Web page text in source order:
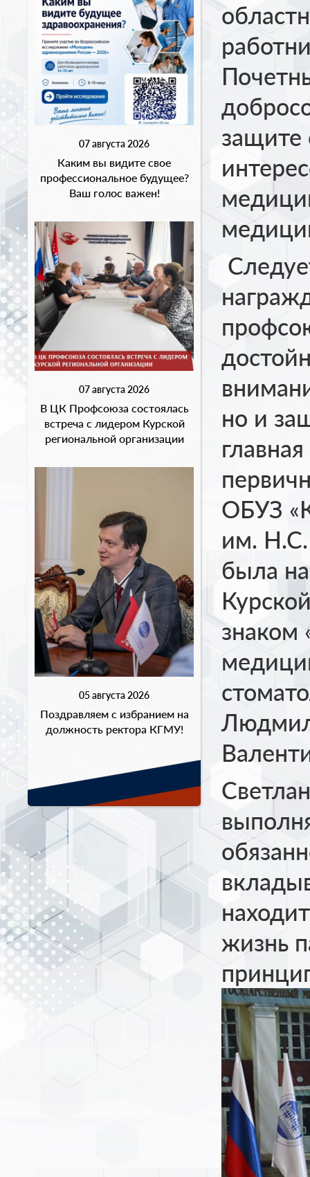
07 августа 2026
Каким вы видите свое
профессиональное будущее?
Ваш голос важен!
07 августа 2026
В ЦК Профсоюза состоялась
встреча с лидером Курской
региональной организации
05 августа 2026
Поздравляем с избранием на
должность ректора КГМУ!
защите
но и
ОБУЗ
им. Н.С.
была
знаком
жизнь